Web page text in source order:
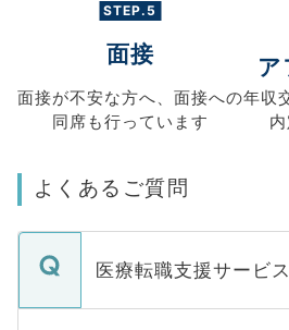
STEP.5
面接
面接が不安な方へ、 面接への
同席も行っています
ア
年収
よくあるご質問
医療転職支援サービ